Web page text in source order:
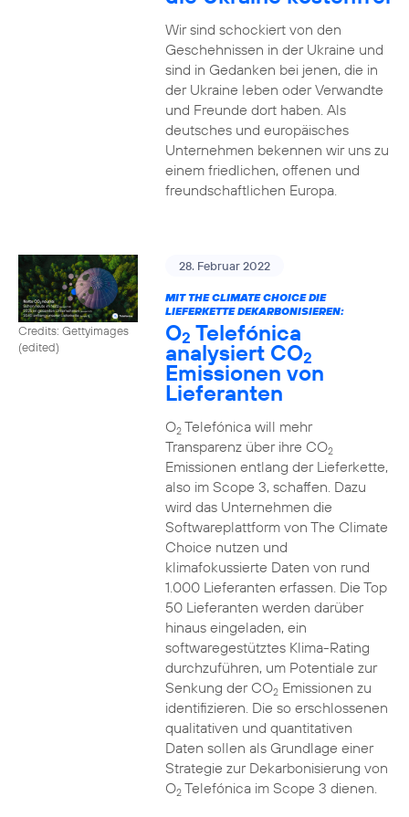
Wir sind schockiert von den
Geschehnissen in der Ukraine und
sind in Gedanken bei jenen, die in
der Ukraine leben oder Verwandte
und Freunde dort haben. Als
deutsches und europäisches
Unternehmen bekennen wir uns zu
einem friedlichen, offenen und
freundschaftlichen Europa.
Credits: Gettyimages
(edited)
28. Februar 2022
MIT THE CLIMATE CHOICE DIE
LIEFERKETTE DEKARBONISIEREN:
O2 Telefónica
analysiert CO2
Emissionen von
Lieferanten
O2Telefónica will mehr
Transparenz über ihre CO2
Emissionen entlang der Lieferkette,
also im Scope 3, schaffen. Dazu
wird das Unternehmen die
Softwareplattform von The Climate
Choice nutzen und
klimafokussierte Daten von rund
1.000 Lieferanten erfassen. Die Top
50 Lieferanten werden darüber
hinaus eingeladen, ein
softwaregestütztes Klima-Rating
durchzuführen, um Potentiale zur
Senkung der CO2Emissionen zu
identifizieren. Die so erschlossenen
qualitativen und quantitativen
Daten sollen als Grundlage einer
Strategie zur Dekarbonisierung von
O2Telefónica im Scope 3 dienen.